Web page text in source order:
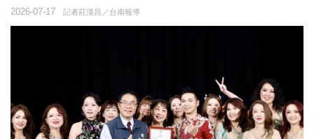
記者莊漢昌／台南報導
2026-07-17